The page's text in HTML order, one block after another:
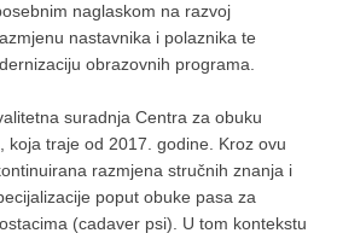
naglaskom na razvoj
nastavnika i polaznika te
obrazovnih programa.
suradnja Centra za obuku
koja traje od 2017. godine. Kroz ovu
razmjena stručnih znanja i
poput obuke pasa za
(cadaver psi). U tom kontekstu